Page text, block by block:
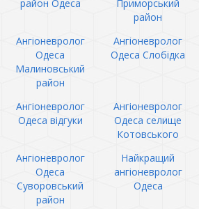
район Одеса
Приморський
район
Ангіоневролог
Одеса
Малиновський
район
Ангіоневролог
Одеса Слобідка
Ангіоневролог
Одеса відгуки
Ангіоневролог
Одеса селище
Котовського
Ангіоневролог
Одеса
Суворовський
район
Найкращий
ангіоневролог
Одеса